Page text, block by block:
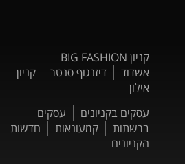
קניון BIG FASHION
אשדוד
דיזנגוף סנטר
קניון
אילון
עסקים בקניונים
עסקים
ברשתות
קמעונאות
חדשות
הקניונים